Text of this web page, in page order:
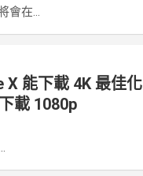
會在...
X 能下載 4K 最佳化
載 1080p